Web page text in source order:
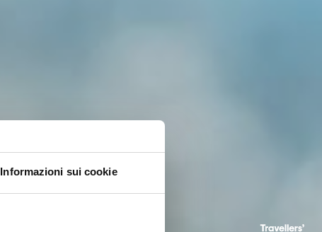
Informazioni sui cookie